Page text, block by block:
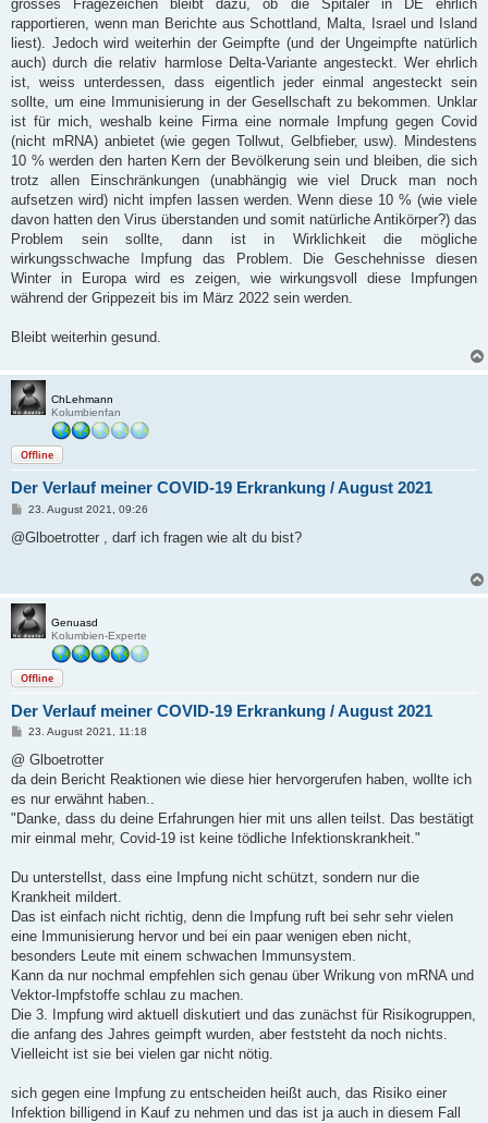
grosses Fragezeichen bleibt dazu, ob die Spitäler in DE ehrlich
rapportieren, wenn man Berichte aus Schottland, Malta, Israel und Island
liest). Jedoch wird weiterhin der Geimpfte (und der Ungeimpfte natürlich
auch) durch die relativ harmlose Delta-Variante angesteckt. Wer ehrlich
ist, weiss unterdessen, dass eigentlich jeder einmal angesteckt sein
sollte, um eine Immunisierung in der Gesellschaft zu bekommen. Unklar
ist für mich, weshalb keine Firma eine normale Impfung gegen Covid
(nicht mRNA) anbietet (wie gegen Tollwut, Gelbfieber, usw). Mindestens
10 % werden den harten Kern der Bevölkerung sein und bleiben, die sich
trotz allen Einschränkungen (unabhängig wie viel Druck man noch
aufsetzen wird) nicht impfen lassen werden. Wenn diese 10 % (wie viele
davon hatten den Virus überstanden und somit natürliche Antikörper?) das
Problem sein sollte, dann ist in Wirklichkeit die mögliche
wirkungsschwache Impfung das Problem. Die Geschehnisse diesen
Winter in Europa wird es zeigen, wie wirkungsvoll diese Impfungen
während der Grippezeit bis im März 2022 sein werden.
Bleibt weiterhin gesund.
ChLehmann
Kolumbienfan
Offline
Der Verlauf meiner COVID-19 Erkrankung / August 2021
B
i
23. August 2021, 09:26
@Glboetrotter , darf ich fragen wie alt du bist?
Genuasd
Kolumbien-Experte
Offline
Der Verlauf meiner COVID-19 Erkrankung / August 2021
B
i
r
a
23. August 2021, 11:18
@ Glboetrotter
da dein Bericht Reaktionen wie diese hier hervorgerufen haben, wollte ich
es nur erwähnt haben..
"Danke, dass du deine Erfahrungen hier mit uns allen teilst. Das bestätigt
mir einmal mehr, Covid-19 ist keine tödliche Infektionskrankheit."
Du unterstellst, dass eine Impfung nicht schützt, sondern nur die
Krankheit mildert.
Das ist einfach nicht richtig, denn die Impfung ruft bei sehr sehr vielen
eine Immunisierung hervor und bei ein paar wenigen eben nicht,
besonders Leute mit einem schwachen Immunsystem.
Kann da nur nochmal empfehlen sich genau über Wrikung von mRNA und
Vektor-Impfstoffe schlau zu machen.
Die 3. Impfung wird aktuell diskutiert und das zunächst für Risikogruppen,
die anfang des Jahres geimpft wurden, aber feststeht da noch nichts.
Vielleicht ist sie bei vielen gar nicht nötig.
sich gegen eine Impfung zu entscheiden heißt auch, das Risiko einer
Infektion billigend in Kauf zu nehmen und das ist ja auch in diesem Fall